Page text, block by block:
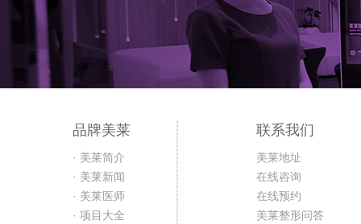
品牌美莱
· 美莱简介
· 美莱新闻
· 美莱医师
· 项目大全
联系我们
美莱地址
在线咨询
在线预约
美莱整形问答